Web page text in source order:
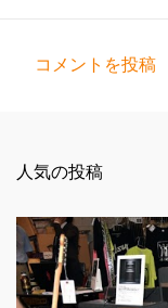
ト
コメントを投稿
人気の投稿